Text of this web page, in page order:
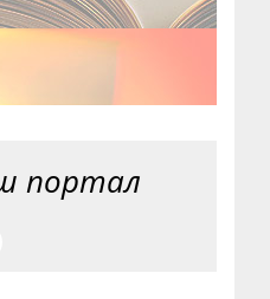
портал